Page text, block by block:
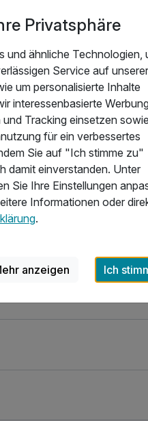
Tolles Ambiente,
zentral gelegen. Preis-
Privatsphäre
und ähnliche Technologien,
Service auf
um personalisierte Inhalte
interessenbasierte
und Tracking einsetzen sowie
für ein verbessertes
Sie auf "Ich stimme zu"
damit einverstanden. Unter
Sie Ihre Einstellungen
Informationen oder
.
anzeigen Ich